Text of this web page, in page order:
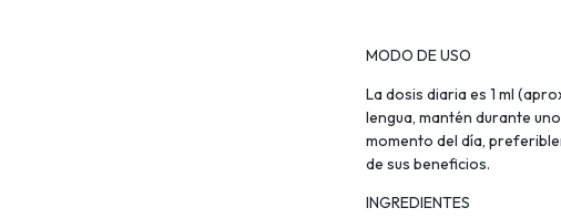
MODO DE USO
La dosis diaria es 1 ml
lengua, mantén durante
momento del día,
de sus beneficios.
INGREDIENTES